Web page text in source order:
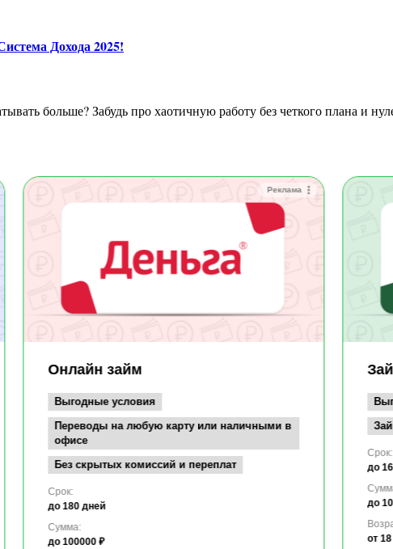
Дохода 2025!
больше? Забудь про хаотичную работу без четкого плана и
Реклама
Онлайн займ
Выгодные условия
Переводы на любую карту или наличными в
офисе
Без скрытых комиссий и переплат
Срок:
до 180 дней
Сумма:
до 100000 ₽
Срок:
до
до
от 18